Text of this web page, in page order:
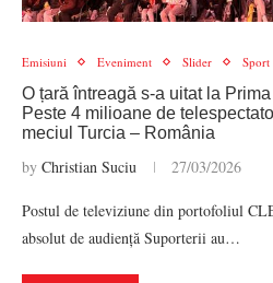
Emisiuni Eveniment Slider Sport
O țară întreagă s-a uitat la
Peste 4 milioane de
meciul Turcia – România
by Christian Suciu 27/03/2026
Postul de televiziune din portofoliul
absolut de audiență Suporterii au…